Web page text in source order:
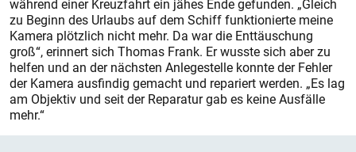
während einer Kreuzfahrt ein jähes Ende gefunden. „Gleich
zu Beginn des Urlaubs auf dem Schiff funktionierte meine
Kamera plötzlich nicht mehr. Da war die Enttäuschung
groß“, erinnert sich Thomas Frank. Er wusste sich aber zu
helfen und an der nächsten Anlegestelle konnte der Fehler
der Kamera ausfindig gemacht und repariert werden. „Es lag
am Objektiv und seit der Reparatur gab es keine Ausfälle
mehr.“